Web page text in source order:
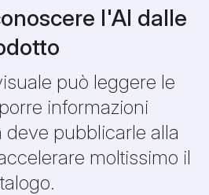
l'AI dalle
può leggere le
informazioni
deve pubblicarle alla
moltissimo il